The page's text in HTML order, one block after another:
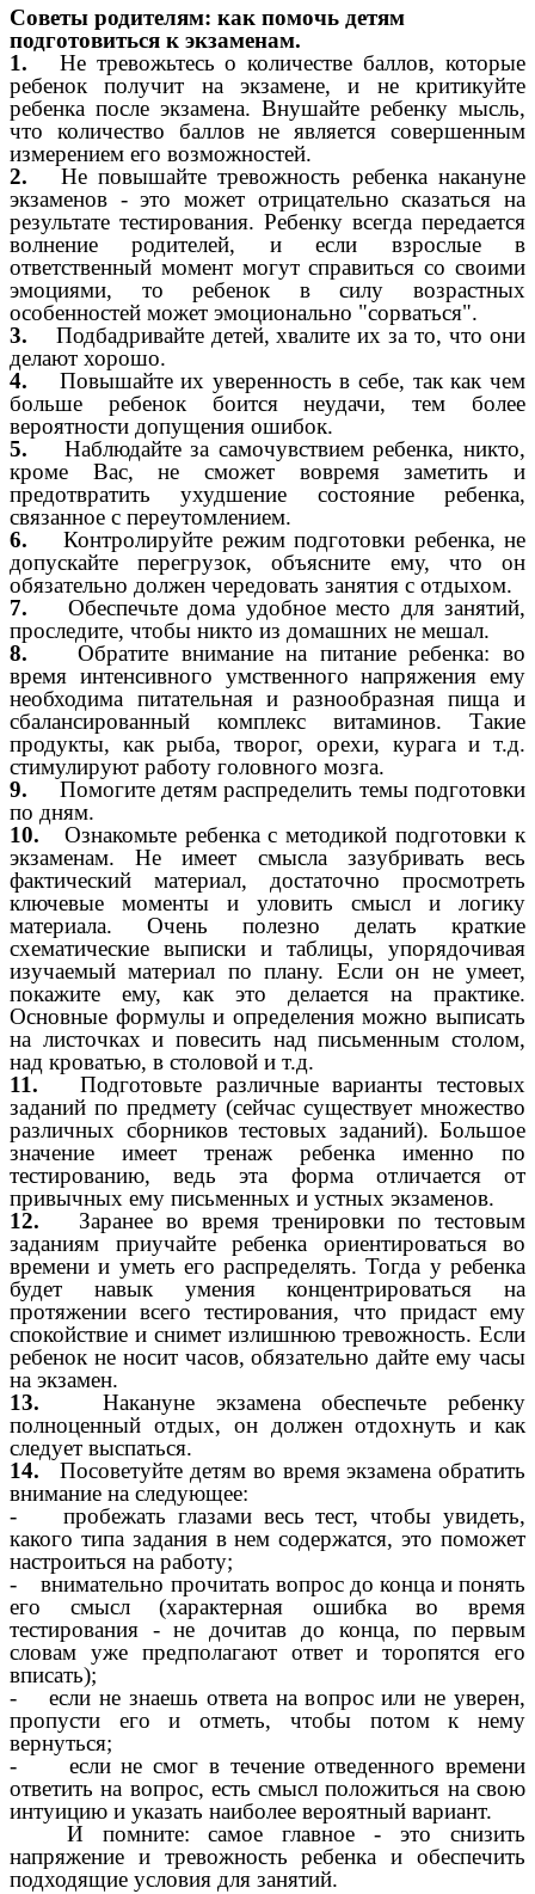
Советы родителям: как помочь детям
подготовиться к экзаменам.
1. Не тревожьтесь о количестве баллов, которые
ребенок получит на экзамене, и не критикуйте
ребенка после экзамена. Внушайте ребенку мысль,
что количество баллов не является совершенным
измерением его возможностей.
2. Не повышайте тревожность ребенка накануне
экзаменов - это может отрицательно сказаться на
результате тестирования. Ребенку всегда передается
волнение родителей, и если взрослые в
ответственный момент могут справиться со своими
эмоциями, то ребенок в силу возрастных
особенностей может эмоционально "сорваться".
3. Подбадривайте детей, хвалите их за то, что они
делают хорошо.
4. Повышайте их уверенность в себе, так как чем
больше ребенок боится неудачи, тем более
вероятности допущения ошибок.
5. Наблюдайте за самочувствием ребенка, никто,
кроме Вас, не сможет вовремя заметить и
предотвратить ухудшение состояние ребенка,
связанное с переутомлением.
6. Контролируйте режим подготовки ребенка, не
допускайте перегрузок, объясните ему, что он
обязательно должен чередовать занятия с отдыхом.
7. Обеспечьте дома удобное место для занятий,
проследите, чтобы никто из домашних не мешал.
8.Обратите внимание на питание ребенка: во
время интенсивного умственного напряжения ему
необходима питательная и разнообразная пища и
сбалансированный комплекс витаминов. Такие
продукты, как рыба, творог, орехи, курага и т.д.
стимулируют работу головного мозга.
9. Помогите детям распределить темы подготовки
по дням.
10. Ознакомьте ребенка с методикой подготовки к
экзаменам. Не имеет смысла зазубривать весь
фактический материал, достаточно просмотреть
ключевые моменты и уловить смысл и логику
материала. Очень полезно делать краткие
схематические выписки и таблицы, упорядочивая
изучаемый материал по плану. Если он не умеет,
покажите ему, как это делается на практике.
Основные формулы и определения можно выписать
на листочках и повесить над письменным столом,
над кроватью, в столовой и т.д.
11. Подготовьте различные варианты тестовых
заданий по предмету (сейчас существует множество
различных сборников тестовых заданий). Большое
значение имеет тренаж ребенка именно по
тестированию, ведь эта форма отличается от
привычных ему письменных и устных экзаменов.
12. Заранее во время тренировки по тестовым
заданиям приучайте ребенка ориентироваться во
времени и уметь его распределять. Тогда у ребенка
будет навык умения концентрироваться на
протяжении всего тестирования, что придаст ему
спокойствие и снимет излишнюю тревожность. Если
ребенок не носит часов, обязательно дайте ему часы
на экзамен.
13. Накануне экзамена обеспечьте ребенку
полноценный отдых, он должен отдохнуть и как
следует выспаться.
14.Посоветуйте детям во время экзамена обратить
внимание на следующее:
- пробежать глазами весь тест, чтобы увидеть,
какого типа задания в нем содержатся, это поможет
настроиться на работу;
- внимательно прочитать вопрос до конца и понять
его смысл (характерная ошибка во время
тестирования - не дочитав до конца, по первым
словам уже предполагают ответ и торопятся его
вписать);
- если не знаешь ответа на вопрос или не уверен,
пропусти его и отметь, чтобы потом к нему
вернуться;
- если не смог в течение отведенного времени
ответить на вопрос, есть смысл положиться на свою
интуицию и указать наиболее вероятный вариант.
И помните: самое главное - это снизить
напряжение и тревожность ребенка и обеспечить
подходящие условия для занятий.